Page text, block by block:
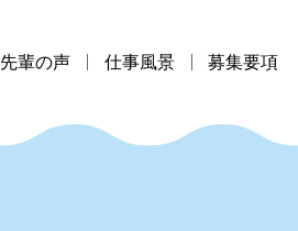
先輩の声 仕事風景 募集要項